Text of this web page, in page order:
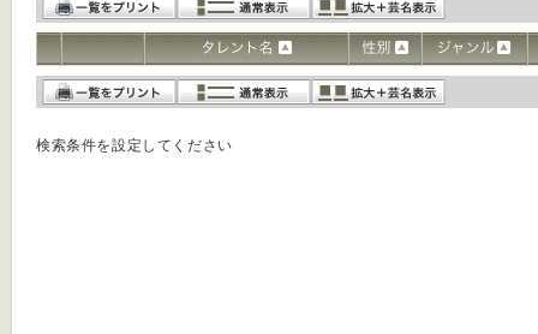
検索条件を設定してください